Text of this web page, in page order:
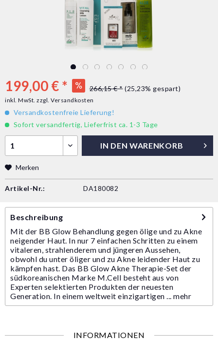
199,00 € * 266,15 € * (25,23% gespart)
inkl. MwSt. zzgl. Versandkosten
Versandkostenfreie Lieferung!
Sofort versandfertig, Lieferfrist ca. 1-3 Tage
IN DEN WARENKORB
Merken
Artikel-Nr.: DA180082
Beschreibung
Mit der BB Glow Behandlung gegen ölige und zu Akne
neigender Haut. In nur 7 einfachen Schritten zu einem
vitaleren, strahlenderem und jüngeren Aussehen,
obwohl du unter öliger und zu Akne leidender Haut zu
kämpfen hast. Das BB Glow Akne Therapie-Set der
südkoreanischen Marke M.Cell besteht aus von
Experten selektierten Produkten der neuesten
Generation. In einem weltweit einzigartigen ... mehr
INFORMATIONEN